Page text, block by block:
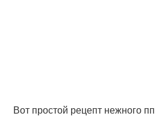
Вот простой рецепт нежного